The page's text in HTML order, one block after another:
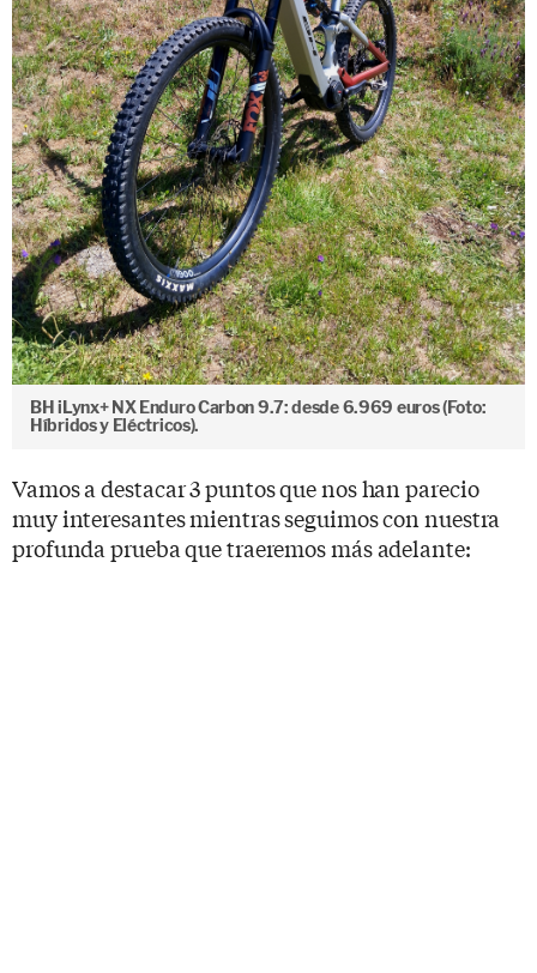
BH iLynx+ NX Enduro Carbon 9.7: desde 6.969 euros (Foto:
Híbridos y Eléctricos).
Vamos a destacar 3 puntos que nos han parecio
muy interesantes mientras seguimos con nuestra
profunda prueba que traeremos más adelante: